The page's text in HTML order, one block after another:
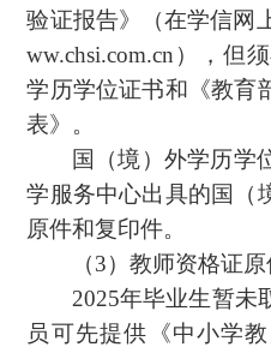
验证报告》（在学信网
ww.chsi.com.cn），但
学历学位证书和《教育
表》。
国（境）外学历学
学服务中心出具的国（
原件和复印件。
（3）教师资格证
2025年毕业生暂未
员可先提供《中小学